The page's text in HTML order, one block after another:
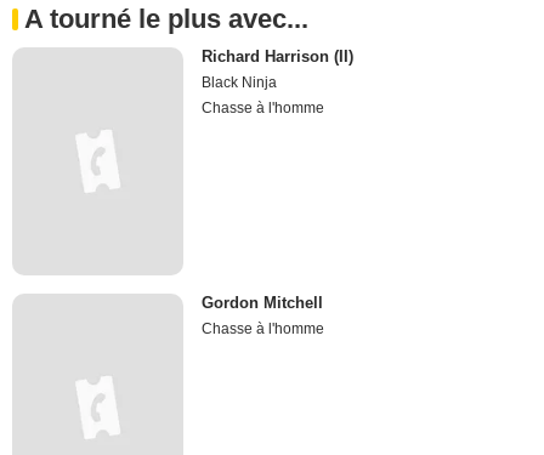
A tourné le plus avec...
Richard Harrison (II)
Black Ninja
Chasse à l'homme
Gordon Mitchell
Chasse à l'homme